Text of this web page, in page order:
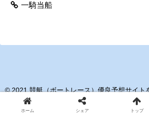
一騎当船
© 2021 競艇（ボートレース）優良予想サイト
ホーム シェア トップ